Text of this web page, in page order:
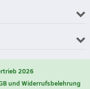
2026
und Widerrufsbelehrung